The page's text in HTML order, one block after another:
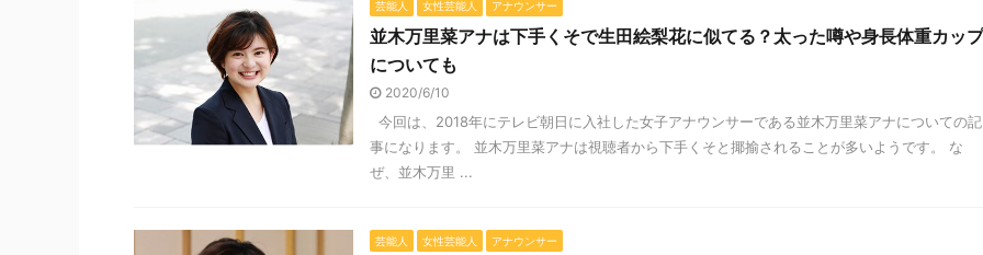
芸能人 女性芸能人 アナウンサー
並木万里菜アナは下手くそで生田絵梨花に似てる？太った噂や身長体重カップ
についても
2020/6/10
今回は、2018年にテレビ朝日に入社した女子アナウンサーである並木万里菜アナについての記
事になります。 並木万里菜アナは視聴者から下手くそと揶揄されることが多いようです。 な
ぜ、並木万里 ...
芸能人 女性芸能人 アナウンサー